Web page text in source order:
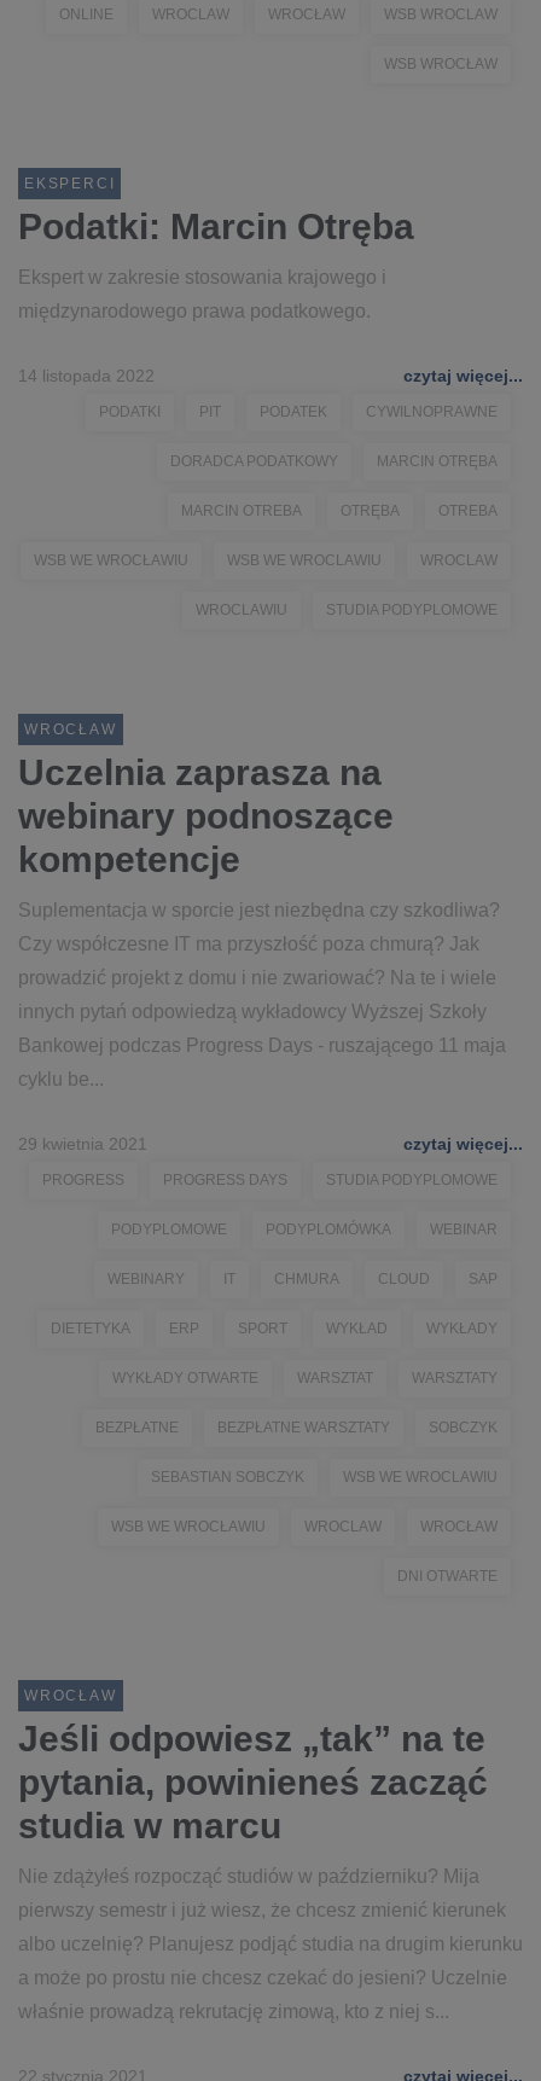
ONLINE WROCLAW WROCŁAW WSB WROCLAW
WSB WROCŁAW
EKSPERCI
Podatki: Marcin Otręba
Ekspert w zakresie stosowania krajowego i
międzynarodowego prawa podatkowego.
14 listopada 2022 czytaj więcej...
PODATKI PIT PODATEK CYWILNOPRAWNE
DORADCA PODATKOWY MARCIN OTRĘBA
MARCIN OTREBA OTRĘBA OTREBA
WSB WE WROCŁAWIU WSB WE WROCLAWIU WROCLAW
WROCLAWIU STUDIA PODYPLOMOWE
WROCŁAW
Uczelnia zaprasza na
webinary podnoszące
kompetencje
Suplementacja w sporcie jest niezbędna czy szkodliwa?
Czy współczesne IT ma przyszłość poza chmurą? Jak
prowadzić projekt z domu i nie zwariować? Na te i wiele
innych pytań odpowiedzą wykładowcy Wyższej Szkoły
Bankowej podczas Progress Days - ruszającego 11 maja
cyklu be...
29 kwietnia 2021 czytaj więcej...
PROGRESS PROGRESS DAYS STUDIA PODYPLOMOWE
PODYPLOMOWE PODYPLOMÓWKA WEBINAR
WEBINARY IT CHMURA CLOUD SAP
DIETETYKA ERP SPORT WYKŁAD WYKŁADY
WYKŁADY OTWARTE WARSZTAT WARSZTATY
BEZPŁATNE BEZPŁATNE WARSZTATY SOBCZYK
SEBASTIAN SOBCZYK WSB WE WROCLAWIU
WSB WE WROCŁAWIU WROCLAW WROCŁAW
DNI OTWARTE
WROCŁAW
Jeśli odpowiesz „tak” na te
pytania, powinieneś zacząć
studia w marcu
Nie zdążyłeś rozpocząć studiów w październiku? Mija
pierwszy semestr i już wiesz, że chcesz zmienić kierunek
albo uczelnię? Planujesz podjąć studia na drugim kierunku
a może po prostu nie chcesz czekać do jesieni? Uczelnie
właśnie prowadzą rekrutację zimową, kto z niej s...
22 stycznia 2021 czytaj więcej...